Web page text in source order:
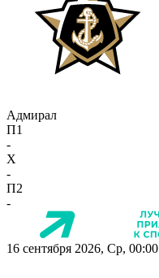
Адмирал
П1
-
X
-
П2
-
16 сентября 2026, Ср, 00:00